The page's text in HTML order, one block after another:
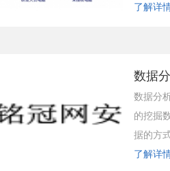
了解详
数据
数据分
的挖掘
据的方
了解详